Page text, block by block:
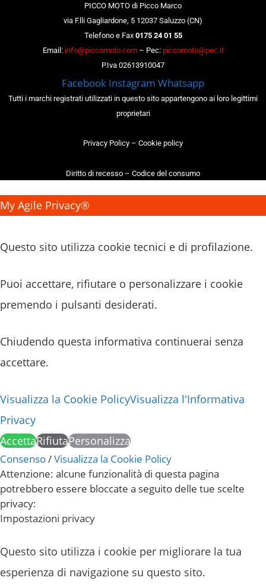
PICCO MOTO di Picco Marco
via F.lli Gagliardone, 5 12037 Saluzzo (CN)
Telefono e Fax 0175 24 01 55
Email: info@piccomoto.com– Pec: piccomoto@pec.it
P.Iva 02613910047
Facebook Instagram Whatsapp
Tutti i marchi registrati utilizzati in questo sito appartengono ai loro legittimi
proprietari
Privacy Policy – Cookie policy
Diritto di recesso – Codice del consumo
My Agile Privacy®
Questo sito utilizza cookie tecnici e di profilazione.
Puoi accettare, rifiutare o personalizzare i cookie
premendo i pulsanti desiderati.
Chiudendo questa informativa continuerai senza
accettare.
Visualizza la Cookie PolicyVisualizza l'Informativa
Privacy
AccettaRifiutaPersonalizza
Consenso/Visualizza la Cookie Policy
Attenzione: alcune funzionalità di questa pagina
potrebbero essere bloccate a seguito delle tue scelte
privacy:
Impostazioni privacy
Questo sito utilizza i cookie per migliorare la tua
esperienza di navigazione su questo sito.